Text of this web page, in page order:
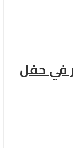
في حفل